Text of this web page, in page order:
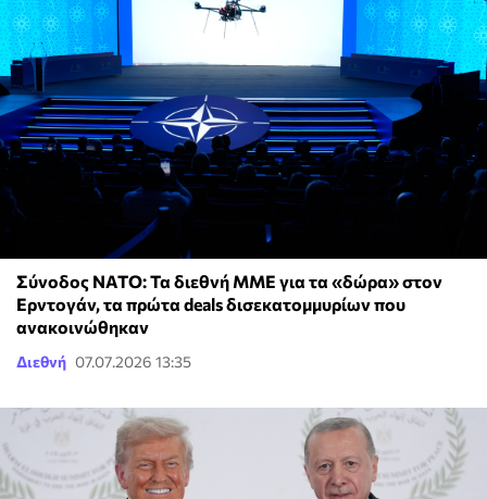
Σύνοδος ΝΑΤΟ: Τα διεθνή ΜΜΕ για τα «δώρα» στον
Ερντογάν, τα πρώτα deals δισεκατομμυρίων που
ανακοινώθηκαν
Διεθνή 07.07.2026 13:35